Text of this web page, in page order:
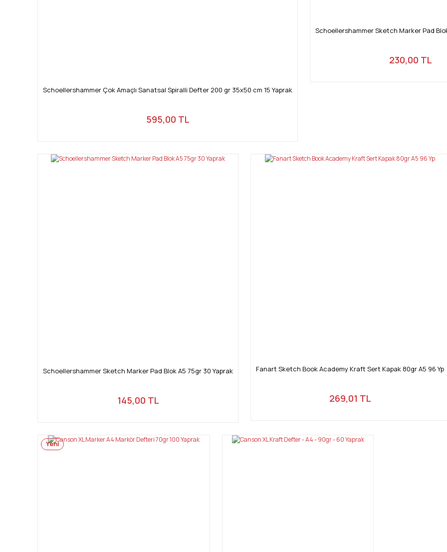
Schoellershammer Çok Amaçlı Sanatsal Spiralli Defter 200 gr 35x50 cm 15 Yaprak
595,00 TL
Schoellershammer Sketch Marker Pad
230,00 TL
Schoellershammer Sketch Marker Pad Blok A5 75gr 30 Yaprak
145,00 TL
Fanart Sketch Book Academy Kraft Sert Kapak 80gr A5 96 Yp
269,01 TL
Yeni